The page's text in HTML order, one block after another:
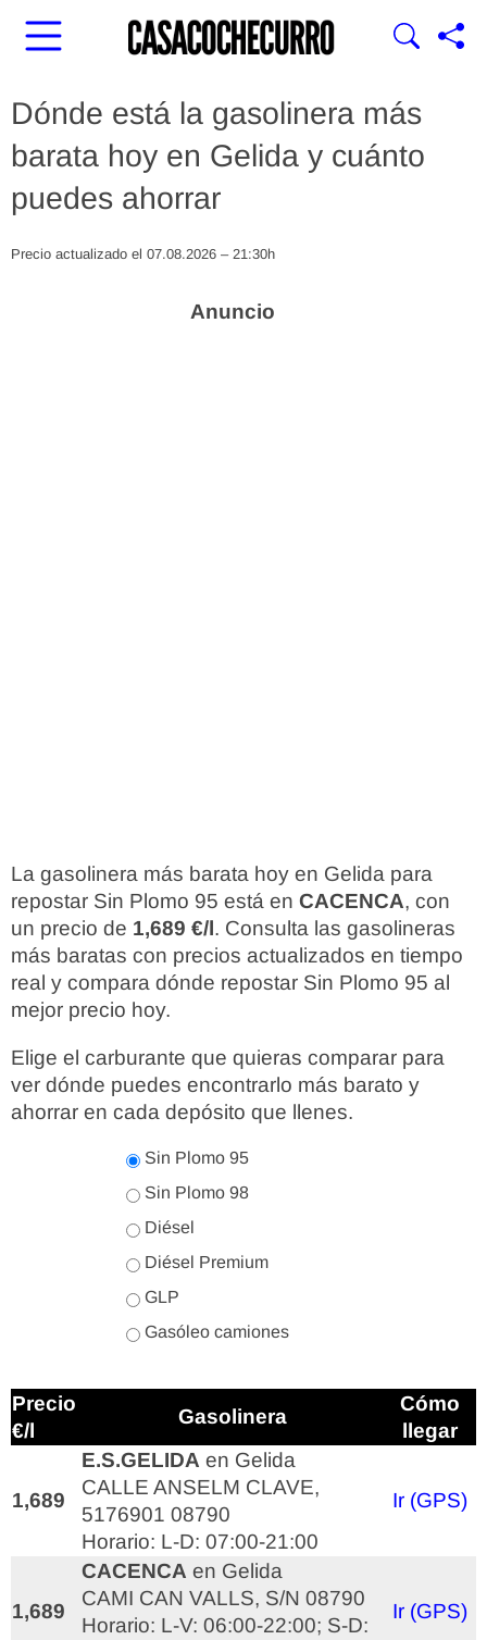
Dónde está la gasolinera más
barata hoy en Gelida y cuánto
puedes ahorrar
Precio actualizado el 07.08.2026 – 21:30h
La gasolinera más barata hoy en Gelida para
repostar Sin Plomo 95 está en CACENCA, con
un precio de 1,689 €/l. Consulta las gasolineras
más baratas con precios actualizados en tiempo
real y compara dónde repostar Sin Plomo 95 al
mejor precio hoy.
Elige el carburante que quieras comparar para
ver dónde puedes encontrarlo más barato y
ahorrar en cada depósito que llenes.
Sin Plomo 95
Sin Plomo 98
Diésel
Diésel Premium
GLP
Gasóleo camiones
Precio
€/l
Gasolinera
Cómo
llegar
1,689
E.S.GELIDA en Gelida
CALLE ANSELM CLAVE,
5176901 08790
Horario: L-D: 07:00-21:00
Ir (GPS)
1,689
CACENCA en Gelida
CAMI CAN VALLS, S/N 08790
Horario: L-V: 06:00-22:00; S-D:
Ir (GPS)